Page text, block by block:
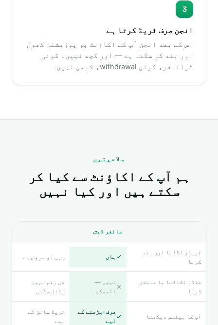
3
انجن صرف ٹریڈ کرتا ہے
اس کے بعد انجن آپ کے اکاؤنٹ پر پوزیشنز کھول
اور بند کر سکتا ہے — اور کچھ نہیں۔ کوئی
ٹرانسفر، کوئی withdrawal، کبھی نہیں۔
صلاحیتیں
ہم آپ کے اکاؤنٹ سے کیا کر
سکتے ہیں اور کیا نہیں
سائفر ڈیش
ٹریڈز لگانا اور بند
کرنا
ہاں یہی تو سروس ہے
فنڈز نکالنا یا منتقل
کرنا
نہیں —
ناممکن
کی رقم نہیں
نکال سکتی
آپ کا بیلنس دیکھنا
صرف-پڑھنے کے
لیے
ٹریڈ سائز کے
لیے